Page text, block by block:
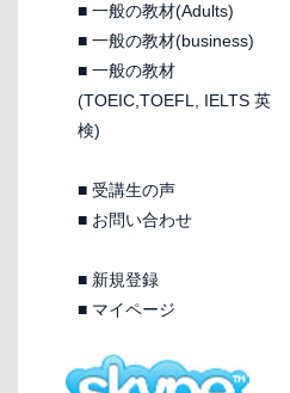
■ 一般の教材(Adults)
■ 一般の教材(business)
■ 一般の教材
(TOEIC,TOEFL, IELTS 英
検)
■ 受講生の声
■ お問い合わせ
■ 新規登録
■ マイページ